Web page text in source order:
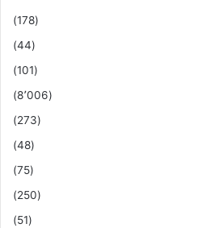
(178)
(44)
(101)
(8٬006)
(273)
(48)
(75)
(250)
(51)